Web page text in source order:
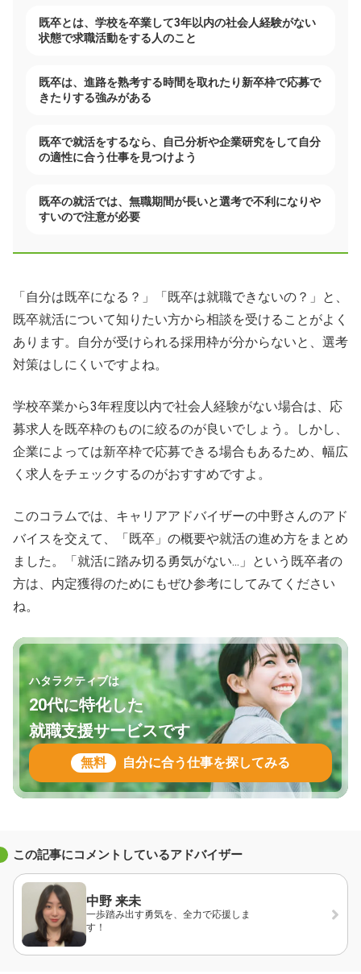
既卒とは、学校を卒業して3年以内の社会人経験がない
状態で求職活動をする人のこと
既卒は、進路を熟考する時間を取れたり新卒枠で応募で
きたりする強みがある
既卒で就活をするなら、自己分析や企業研究をして自分
の適性に合う仕事を見つけよう
既卒の就活では、無職期間が長いと選考で不利になりや
すいので注意が必要
「自分は既卒になる？」「既卒は就職できないの？」と、
既卒就活について知りたい方から相談を受けることがよく
あります。自分が受けられる採用枠が分からないと、選考
対策はしにくいですよね。
学校卒業から3年程度以内で社会人経験がない場合は、応
募求人を既卒枠のものに絞るのが良いでしょう。しかし、
企業によっては新卒枠で応募できる場合もあるため、幅広
く求人をチェックするのがおすすめですよ。
このコラムでは、キャリアアドバイザーの中野さんのアド
バイスを交えて、「既卒」の概要や就活の進め方をまとめ
ました。「就活に踏み切る勇気がない...」という既卒者の
方は、内定獲得のためにもぜひ参考にしてみてください
ね。
ハタラクティブは
20代に特化した
就職支援サービスです
無料 自分に合う仕事を探してみる
この記事にコメントしているアドバイザー
中野 来未
一歩踏み出す勇気を、全力で応援しま
す！